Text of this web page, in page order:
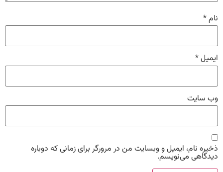
نام*
ایمیل*
وب‌ سایت
ذخیره نام، ایمیل و وبسایت من در مرورگر برای زمانی که دوباره
دیدگاهی می‌نویسم.